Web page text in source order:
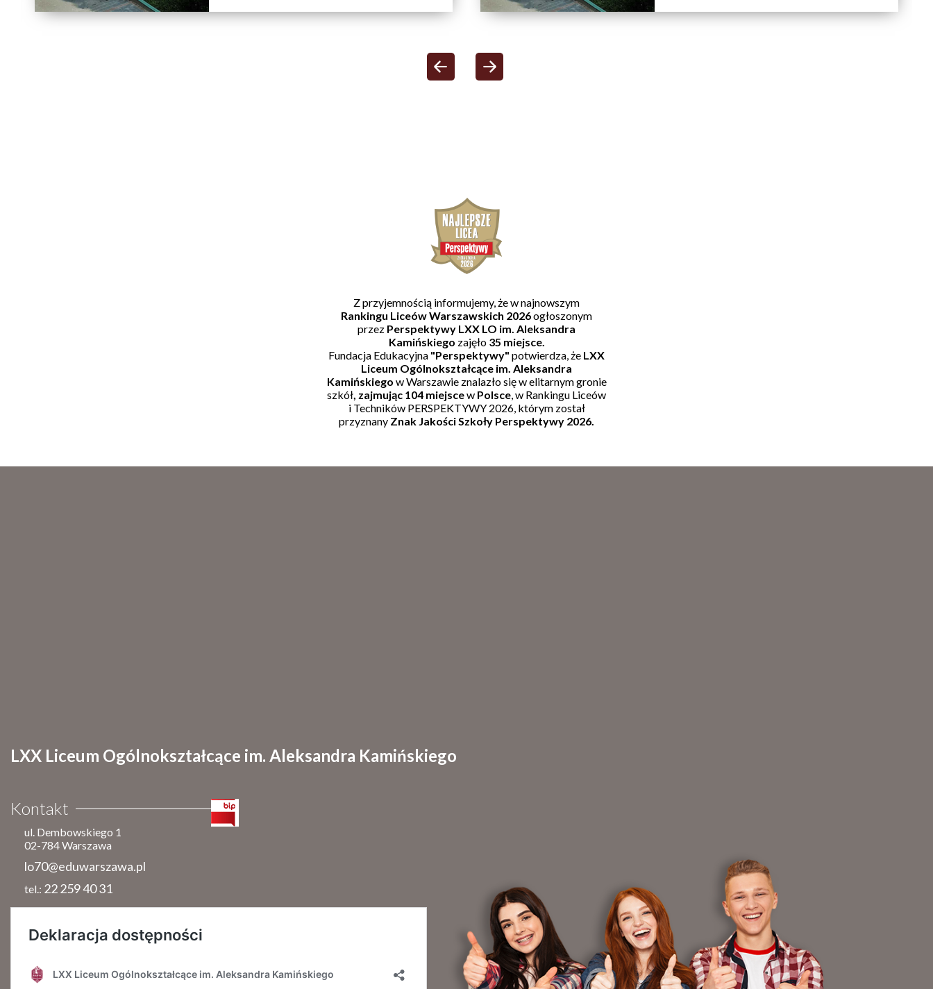
Zakończenie roku szkolnego
2025/2026
Z przyjemnością informujemy, że w najnowszym
Rankingu Liceów Warszawskich 2026ogłoszonym
przez Perspektywy LXX LO im. Aleksandra
Kamińskiego zajęło 35 miejsce.
Fundacja Edukacyjna "Perspektywy" potwierdza, że LXX
Liceum Ogólnokształcące im. Aleksandra
Kamińskiego w Warszawie znalazło się w elitarnym gronie
szkół, zajmując 104 miejscew Polsce, w Rankingu Liceów
i Techników PERSPEKTYWY 2026, którym został
przyznany Znak Jakości Szkoły Perspektywy 2026.
LXX Liceum Ogólnokształcące im. Aleksandra Kamińskiego
Kontakt
ul. Dembowskiego 1
02-784 Warszawa
lo70@eduwarszawa.pl
tel.: 22 259 40 31